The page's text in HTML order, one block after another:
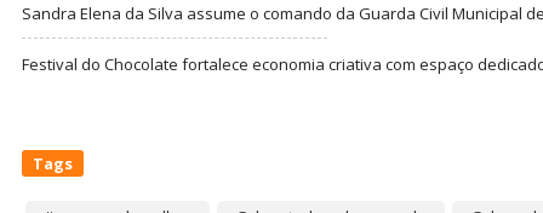
Sandra Elena da Silva assume o comando da Guarda Civil Municipal
Festival do Chocolate fortalece economia criativa com espaço
Tags